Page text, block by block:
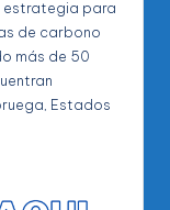
estrategia para
de carbono
más de 50
Estados